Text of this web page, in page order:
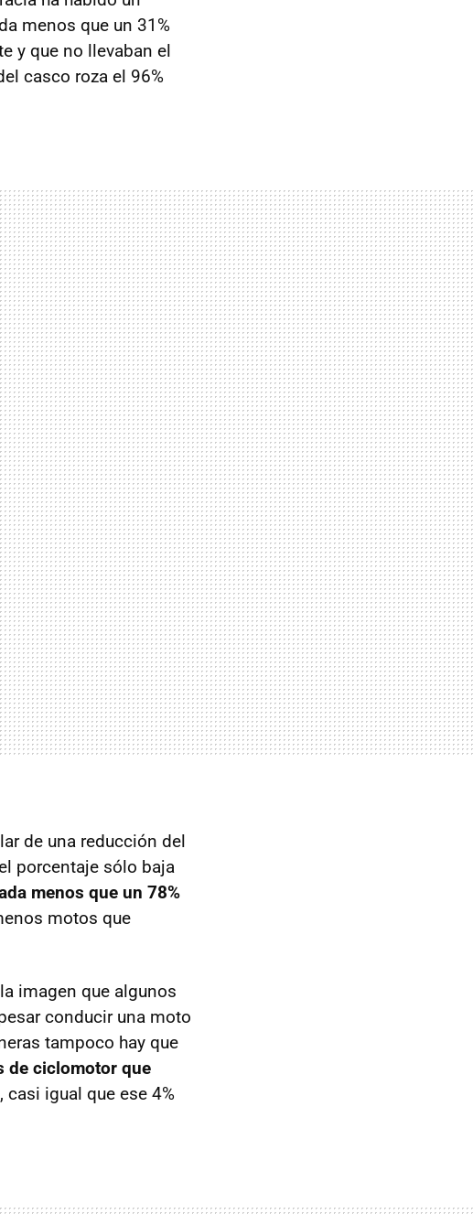
menos que un 31%
y que no llevaban el
casco roza el 96%
de una reducción del
porcentaje sólo baja
menos que un 78%
motos que
imagen que algunos
conducir una moto
tampoco hay que
de ciclomotor que
, casi igual que ese 4%